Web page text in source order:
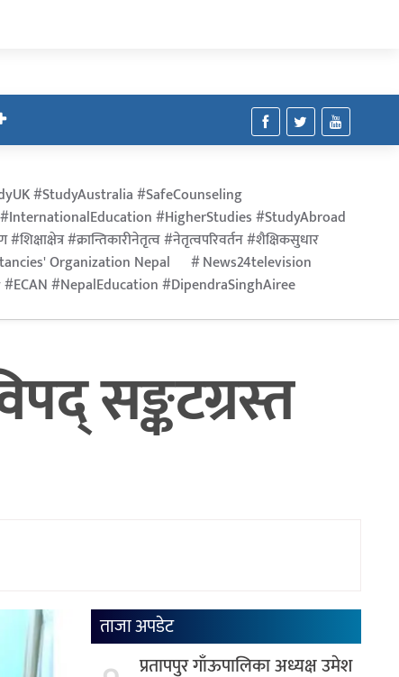
#StudyAustralia #SafeCounseling
#HigherStudies #StudyAbroad
#क्रान्तिकारीनेतृत्व #नेतृत्वपरिवर्तन #शैक्षिकसुधार
Organization Nepal
News24television
#NepalEducation #DipendraSinghAiree
सङ्कटग्रस्त
ताजा अपडेट
प्रतापपुर गाँऊपालिका अध्यक्ष उमेश